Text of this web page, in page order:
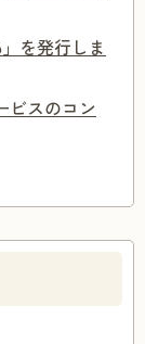
を発行しま
ビスのコン